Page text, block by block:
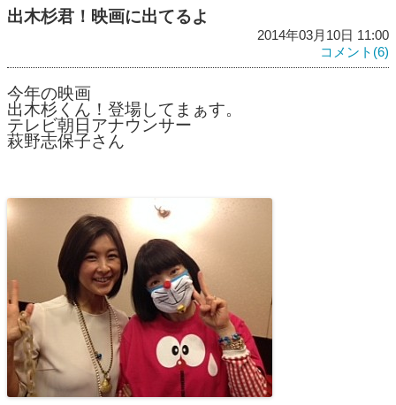
出木杉君！映画に出てるよ
2014年03月10日 11:00
コメント(6)
今年の映画
出木杉くん！登場してまぁす。
テレビ朝日アナウンサー
萩野志保子さん